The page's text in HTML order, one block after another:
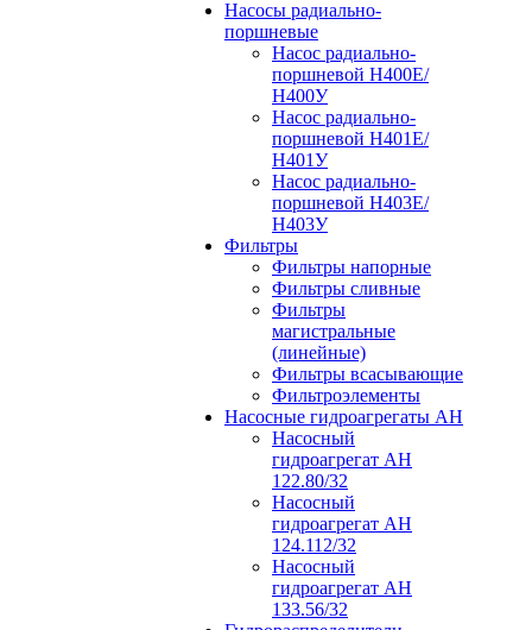
Насосы радиально-
поршневые
Насос радиально-
поршневой Н400Е/
Н400У
Насос радиально-
поршневой Н401Е/
Н401У
Насос радиально-
поршневой Н403Е/
Н403У
Фильтры
Фильтры напорные
Фильтры сливные
Фильтры
магистральные
(линейные)
Фильтры всасывающие
Фильтроэлементы
Насосные гидроагрегаты АН
Насосный
гидроагрегат АН
122.80/32
Насосный
гидроагрегат АН
124.112/32
Насосный
гидроагрегат АН
133.56/32